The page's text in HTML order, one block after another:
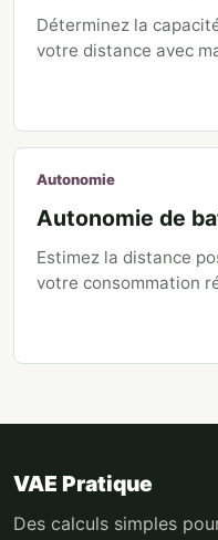
Déterminez la
votre distance avec
Autonomie
Autonomie de
Estimez la distance
votre consommation
VAE Pratique
Des calculs simples